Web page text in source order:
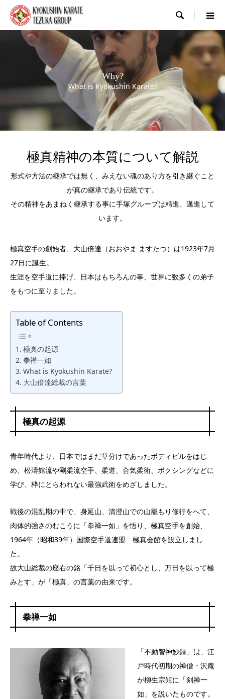

Why?
What is Kyokushin Karate?
極真精神の本質について解説
形式や方法の継承では無く、みえない魂のあり方を引き継ぐこと
が真の継承であり伝統です。
その精神をあまねく継承する事に手塚グループは精進、邁進して
います。
極真空手の創始者、大山倍達（おおやま ますたつ）は1923年7月
27日に誕生。
生涯を空手道に捧げ、日本はもちろんの事、世界に数多くの弟子
をもつに至りました。
Table of Contents
極真の起源
拳禅一如
What is Kyokushin Karate?
大山倍達総裁の言葉
極真の起源
青年時代より、日本ではまだ草分けであったボディビルをはじ
め、松濤館流や剛柔流空手、柔道、合気柔術、ボクシングなどに
学び、枠にとらわれない最強武術をめざしました。
戦後の混乱期の中で、身延山、清澄山での山籠もり修行をへて、
肉体的強さのむこうに「拳禅一如」を悟り、極真空手を創始、
1964年（昭和39年）国際空手道連盟 極真会館を設立しまし
た。
故大山総裁の座右の銘「千日を以って初心とし、万日を以って極
みとす」が「極真」の言葉の由来です。
拳禅一如
「不動智神妙録」は、江
戸時代初期の禅僧・沢庵
が柳生宗矩に「剣禅一
如」を説いたものです。